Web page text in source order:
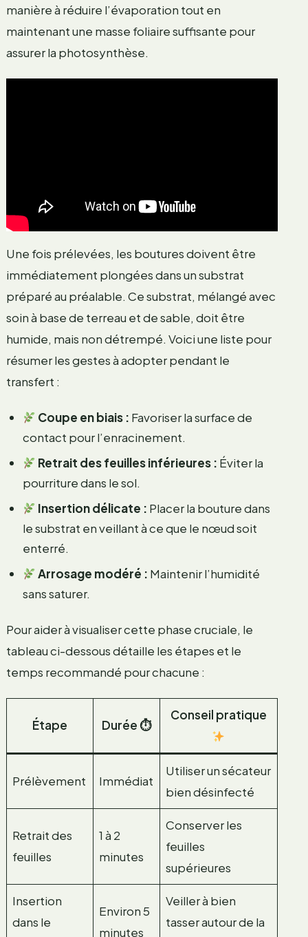
manière à réduire l’évaporation tout en
maintenant une masse foliaire suffisante pour
assurer la photosynthèse.
Une fois prélevées, les boutures doivent être
immédiatement plongées dans un substrat
préparé au préalable. Ce substrat, mélangé avec
soin à base de terreau et de sable, doit être
humide, mais non détrempé. Voici une liste pour
résumer les gestes à adopter pendant le
transfert :
Coupe en biais : Favoriser la surface de
contact pour l’enracinement.
Retrait des feuilles inférieures : Éviter la
pourriture dans le sol.
Insertion délicate : Placer la bouture dans
le substrat en veillant à ce que le nœud soit
enterré.
Arrosage modéré : Maintenir l’humidité
sans saturer.
Pour aider à visualiser cette phase cruciale, le
tableau ci-dessous détaille les étapes et le
temps recommandé pour chacune :
Étape Durée ⏱
Conseil pratique
Prélèvement Immédiat
Utiliser un sécateur
bien désinfecté
Retrait des
feuilles
1 à 2
minutes
Conserver les
feuilles
supérieures
Insertion
dans le
Environ 5
minutes
Veiller à bien
tasser autour de la